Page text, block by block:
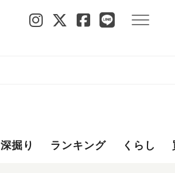
深掘り ランキング くらし